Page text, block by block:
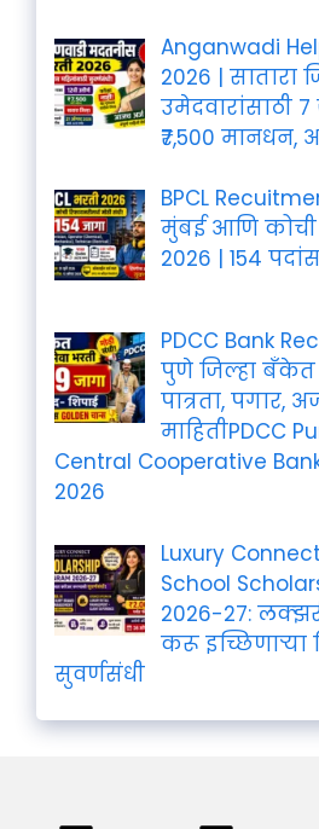
Anganwadi
2026 | सातारा
उमेदवारांसाठी
₹7,500 मानधन,
BPCL
मुंबई आणि कोची
2026 | 154
PDCC Bank
पुणे जिल्हा
पात्रता, पगार,
माहितीPDCC
Central Cooperative
2026
Luxury
School
2026-27:
करू इच्छिणाऱ्या
सुवर्णसंधी